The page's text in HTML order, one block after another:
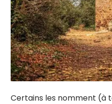
Certains les nomment (à